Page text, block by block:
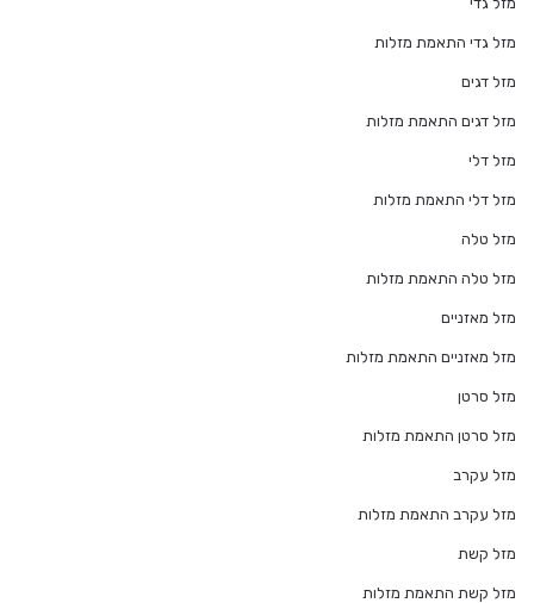
מזל גדי התאמת מזלות
מזל דגים
מזל דגים התאמת מזלות
מזל דלי
מזל דלי התאמת מזלות
מזל טלה
מזל טלה התאמת מזלות
מזל מאזניים
מזל מאזניים התאמת מזלות
מזל סרטן
מזל סרטן התאמת מזלות
מזל עקרב
מזל עקרב התאמת מזלות
מזל קשת
מזל קשת התאמת מזלות